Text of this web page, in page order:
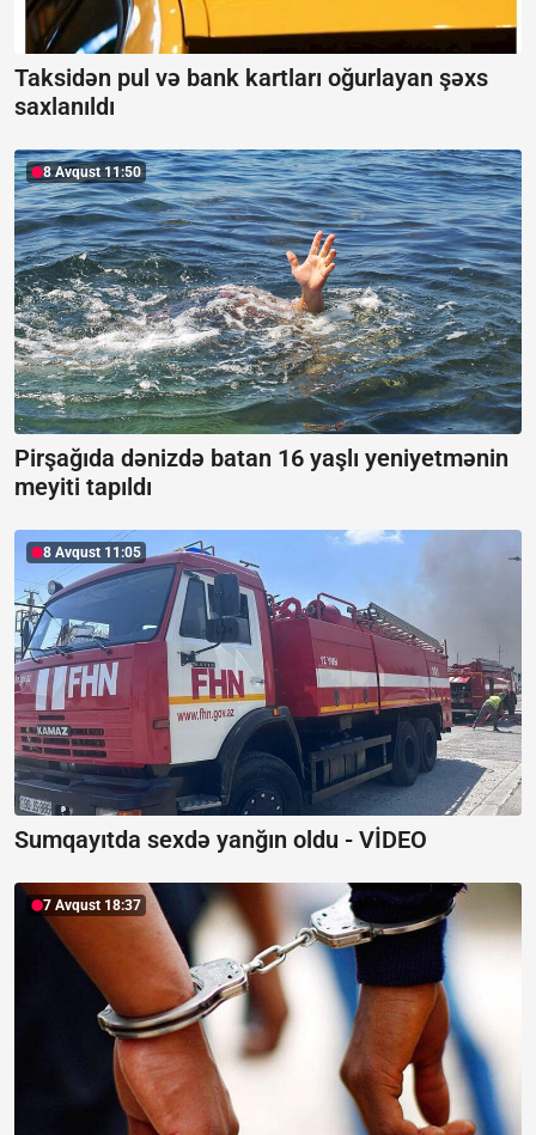
Taksidən pul və bank kartları oğurlayan şəxs
saxlanıldı
8 Avqust 11:50
Pirşağıda dənizdə batan 16 yaşlı yeniyetmənin
meyiti tapıldı
8 Avqust 11:05
Sumqayıtda sexdə yanğın oldu - VİDEO
7 Avqust 18:37